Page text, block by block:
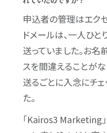
申込者の管理はエク
ドメールは、一人ひ
送っていました。お名
スを間違えることが
送るごとに入念にチェ
た。
「Kairos3 Marketing